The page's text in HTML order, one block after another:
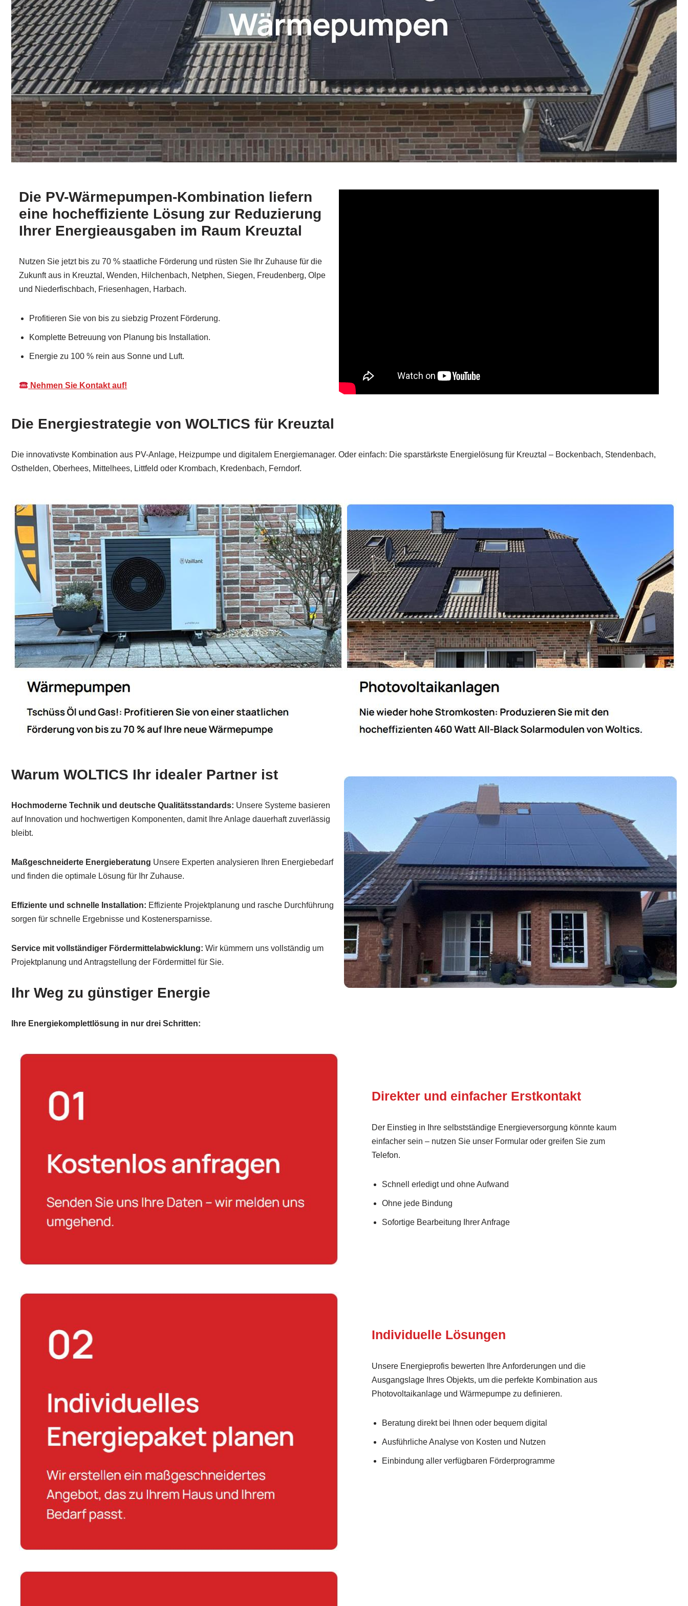
Die PV-Wärmepumpen-Kombination liefern
eine hocheffiziente Lösung zur Reduzierung
Ihrer Energieausgaben im Raum Kreuztal
Nutzen Sie jetzt bis zu 70 % staatliche Förderung und rüsten Sie Ihr Zuhause für die
Zukunft aus in Kreuztal, Wenden, Hilchenbach, Netphen, Siegen, Freudenberg, Olpe
und Niederfischbach, Friesenhagen, Harbach.
Profitieren Sie von bis zu siebzig Prozent Förderung.
Komplette Betreuung von Planung bis Installation.
Energie zu 100 % rein aus Sonne und Luft.
Nehmen Sie Kontakt auf!
Die Energiestrategie von WOLTICS für Kreuztal
Die innovativste Kombination aus PV-Anlage, Heizpumpe und digitalem Energiemanager. Oder einfach: Die sparstärkste Energielösung für Kreuztal – Bockenbach, Stendenbach,
Osthelden, Oberhees, Mittelhees, Littfeld oder Krombach, Kredenbach, Ferndorf.
Warum WOLTICS Ihr idealer Partner ist
Hochmoderne Technik und deutsche Qualitätsstandards: Unsere Systeme basieren
auf Innovation und hochwertigen Komponenten, damit Ihre Anlage dauerhaft zuverlässig
bleibt.
Maßgeschneiderte Energieberatung Unsere Experten analysieren Ihren Energiebedarf
und finden die optimale Lösung für Ihr Zuhause.
Effiziente und schnelle Installation: Effiziente Projektplanung und rasche Durchführung
sorgen für schnelle Ergebnisse und Kostenersparnisse.
Service mit vollständiger Fördermittelabwicklung: Wir kümmern uns vollständig um
Projektplanung und Antragstellung der Fördermittel für Sie.
Ihr Weg zu günstiger Energie
Ihre Energiekomplettlösung in nur drei Schritten:
Direkter und einfacher Erstkontakt
Der Einstieg in Ihre selbstständige Energieversorgung könnte kaum
einfacher sein – nutzen Sie unser Formular oder greifen Sie zum
Telefon.
Schnell erledigt und ohne Aufwand
Ohne jede Bindung
Sofortige Bearbeitung Ihrer Anfrage
Individuelle Lösungen
Unsere Energieprofis bewerten Ihre Anforderungen und die
Ausgangslage Ihres Objekts, um die perfekte Kombination aus
Photovoltaikanlage und Wärmepumpe zu definieren.
Beratung direkt bei Ihnen oder bequem digital
Ausführliche Analyse von Kosten und Nutzen
Einbindung aller verfügbaren Förderprogramme